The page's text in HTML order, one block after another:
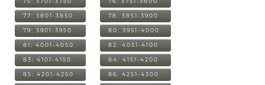
77: 3801-3850 78: 3851-3900
79: 3901-3950 80: 3951-4000
81: 4001-4050 82: 4051-4100
83: 4101-4150 84: 4151-4200
85: 4201-4250 86: 4251-4300